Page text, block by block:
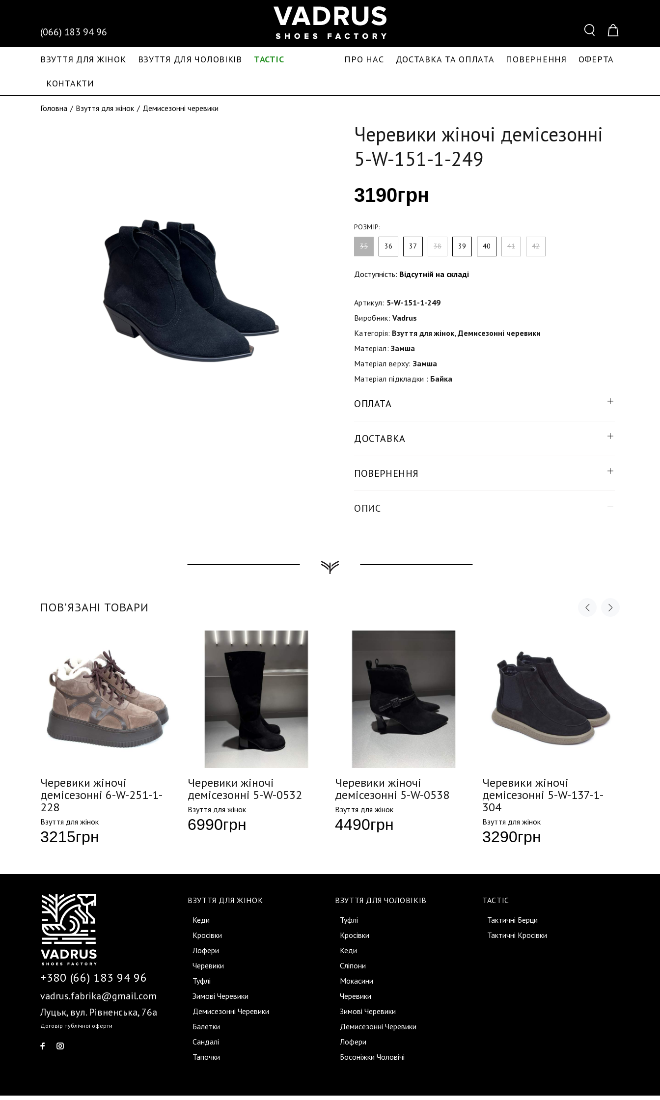
(066) 183 94 96
ВЗУТТЯ ДЛЯ ЖІНОК ВЗУТТЯ ДЛЯ ЧОЛОВІКІВ TACTIC ПРО НАС ДОСТАВКА ТА ОПЛАТА ПОВЕРНЕННЯ ОФЕРТА
КОНТАКТИ
Головна Взуття для жінок Демисезонні черевики
Черевики жіночі демісезонні
5-W-151-1-249
3190грн
РОЗМІР:
35 36 37 38 39 40 41 42
Доступність: Відсутній на складі
Артикул: 5-W-151-1-249
Виробник: Vadrus
Категорія: Взуття для жінок,Демисезонні черевики
Матеріал: Замша
Матеріал верху: Замша
Матеріал підкладки : Байка
ОПЛАТА
ДОСТАВКА
ПОВЕРНЕННЯ
ОПИС
ПОВʼЯЗАНІ ТОВАРИ
Черевики жіночі
демісезонні 6-W-251-1-
228
Взуття для жінок
3215грн
Черевики жіночі
демісезонні 5-W-0532
Взуття для жінок
6990грн
Черевики жіночі
демісезонні 5-W-0538
Взуття для жінок
4490грн
Черевики жіночі
демісезонні 5-W-137-1-
304
Взуття для жінок
3290грн
+380 (66) 183 94 96
vadrus.fabrika@gmail.com
Луцьк, вул. Рівненська, 76а
Договір публічної оферти
ВЗУТТЯ ДЛЯ ЖІНОК
Кеди
Кросівки
Лофери
Черевики
Туфлі
Зимові Черевики
Демисезонні Черевики
Балетки
Сандалі
Тапочки
ВЗУТТЯ ДЛЯ ЧОЛОВІКІВ
Туфлі
Кросівки
Кеди
Сліпони
Мокасини
Черевики
Зимові Черевики
Демисезонні Черевики
Лофери
Босоніжки Чоловічі
TACTIC
Тактичні Берци
Тактичні Кросівки